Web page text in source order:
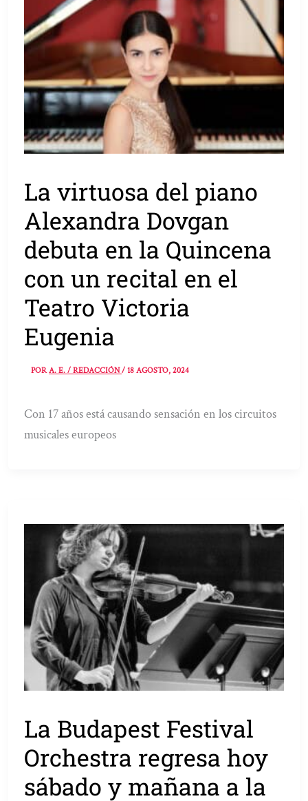
La virtuosa del piano
Alexandra Dovgan
debuta en la Quincena
con un recital en el
Teatro Victoria
Eugenia
PORA. E. / REDACCIÓN/18 AGOSTO, 2024
Con 17 años está causando sensación en los circuitos
musicales europeos
La Budapest Festival
Orchestra regresa hoy
sábado y mañana a la